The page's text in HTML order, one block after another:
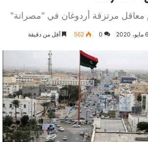
معاقل مرتزقة أردوغان في "مصراتة"
6 مايو، 2020 0
562 أقل من دقيقة